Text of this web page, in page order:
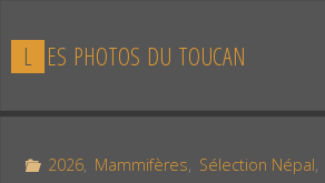
to
content
L ES PHOTOS DU TOUCAN
2026 Mammifères Sélection Népal